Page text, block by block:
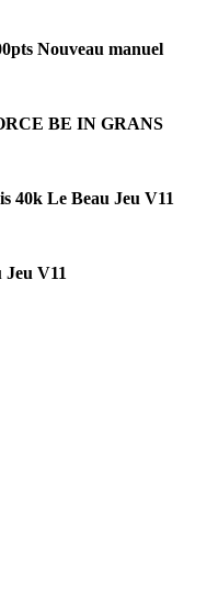
Nouveau manuel
BE IN GRANS
40k Le Beau Jeu V11
Jeu V11